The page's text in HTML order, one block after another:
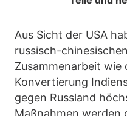
Aus Sicht der USA
russisch-
Zusammenarbeit wie
Konvertierung
gegen Russland
Maßnahmen werden